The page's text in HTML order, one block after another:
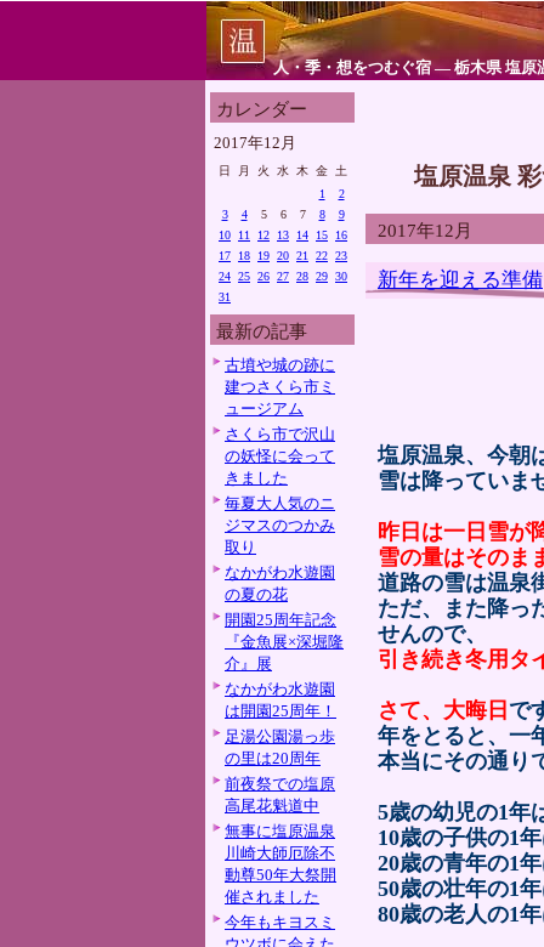
人・季・想をつむぐ宿 ― 栃木県 塩原
カレンダー
2017年12月
日 月 火 水 木 金
土
1
2
3
4 5 6 7 8
9
10
11 12 13 14 15
16
17
18 19 20 21 22 23
24 25 26 27 28 29 30
31
最新の記事
古墳や城の跡に
建つさくら市ミ
ュージアム
さくら市で沢山
の妖怪に会って
きました
毎夏大人気のニ
ジマスのつかみ
取り
なかがわ水遊園
の夏の花
開園25周年記念
『金魚展×深堀隆
介』展
なかがわ水遊園
は開園25周年！
足湯公園湯っ歩
の里は20周年
前夜祭での塩原
高尾花魁道中
無事に塩原温泉
川崎大師厄除不
動尊50年大祭開
催されました
今年もキヨスミ
塩原温泉
2017年12月
新年を迎える準備
塩原温泉、今朝
雪は降っていま
昨日は一日雪が
雪の量はそのま
道路の雪は温泉
ただ、また降っ
せんので、
引き続き冬用タ
さて、大晦日 で
年をとると、一
本当にその通り
5歳の幼児の1年
10歳の子供の1
20歳の青年の1
50歳の壮年の1
80歳の老人の1